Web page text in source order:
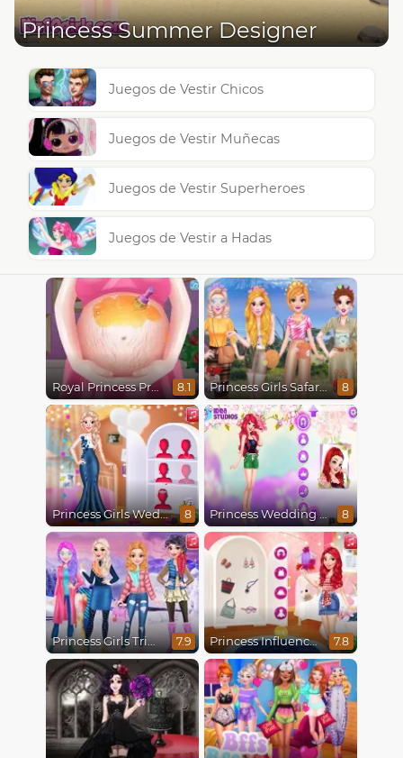
Princess Summer Designer
Juegos de Vestir Chicos
Juegos de Vestir Muñecas
Juegos de Vestir Superheroes
Juegos de Vestir a Hadas
Royal Princess Pregnant 8.1 Princess Girls Safari Trip 8
Princess Girls Wedding Trip 8 Princess Wedding Transformation 8
Princess Girls Trip To Aspen 7.9 Princess Influencer Summer Tale 7.8